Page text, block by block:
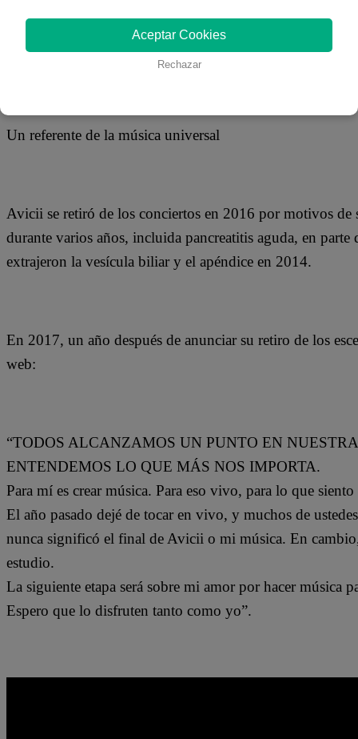
Un referente de la música universal
Avicii se retiró de los conciertos en 2016 por motivos de
durante varios años, incluida pancreatitis aguda, en
extrajeron la vesícula biliar y el apéndice en 2014.
En 2017, un año después de anunciar su retiro de los
web:
“TODOS ALCANZAMOS UN PUNTO EN
ENTENDEMOS LO QUE MÁS NOS IMPORTA.
Para mí es crear música. Para eso vivo, para lo que
El año pasado dejé de tocar en vivo, y muchos de
nunca significó el final de Avicii o mi música. En
estudio.
La siguiente etapa será sobre mi amor por hacer música
Espero que lo disfruten tanto como yo”.
Aceptar Cookies
Rechazar